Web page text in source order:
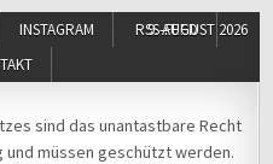
INSTAGRAM
RSS-FEED
9. AUGUST 2026
sind das unantastbare Recht
müssen geschützt werden.